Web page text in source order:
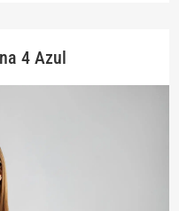
4 Azul